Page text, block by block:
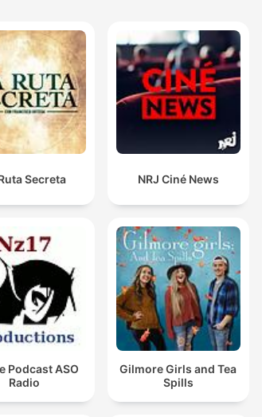
Secreta NRJ Ciné News
Podcast ASO
Radio
Gilmore Girls and Tea
Spills